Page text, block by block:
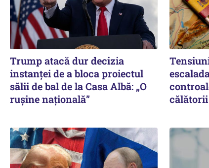
Trump atacă dur decizia
instanţei de a bloca proiectul
sălii de bal de la Casa Albă: „O
ruşine naţională”